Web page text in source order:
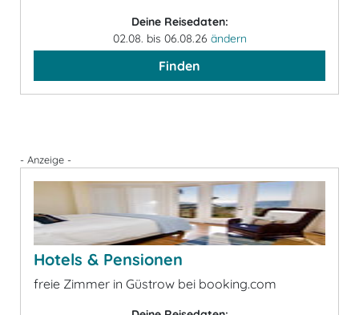
Deine Reisedaten:
02.08. bis 06.08.26 ändern
Finden
- Anzeige -
Hotels & Pensionen
freie Zimmer in Güstrow bei booking.com